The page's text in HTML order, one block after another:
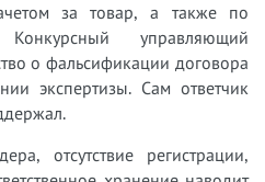
за товар, а также по
управляющий
о фальсификации договора
экспертизы. Сам ответчик
отсутствие регистрации,